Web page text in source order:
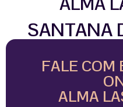
SANTANA
FALE COM
ALMA